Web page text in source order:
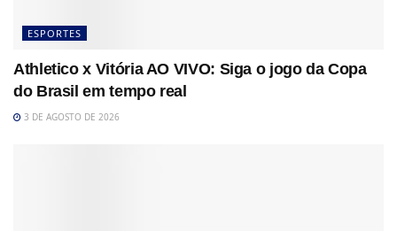
ESPORTES
Athletico x Vitória AO VIVO: Siga o jogo da Copa
do Brasil em tempo real
3 DE AGOSTO DE 2026